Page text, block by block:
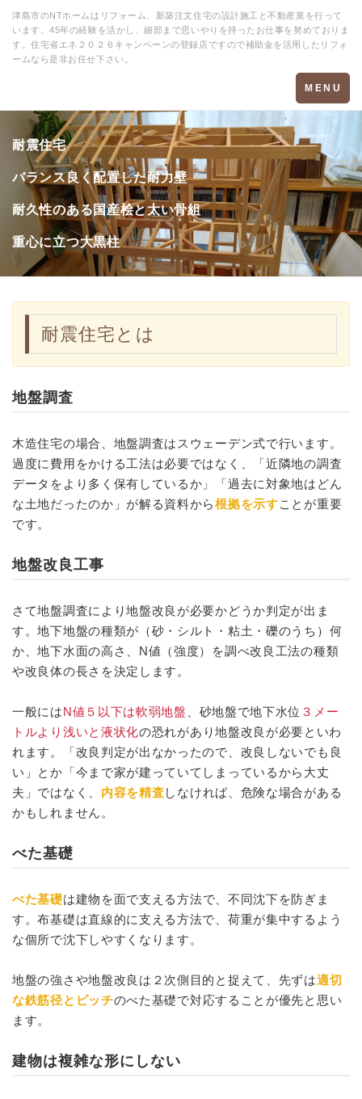
津島市のNTホームはリフォーム、新築注文住宅の設計施工と不動産業を行って
います。45年の経験を活かし、細部まで思いやりを持ったお仕事を努めておりま
す。住宅省エネ２０２６キャンペーンの登録店ですので補助金を活用したリフォ
ームなら是非お任せ下さい。
Toggle
navigation
MENU
耐震住宅
バランス良く配置した耐力壁
耐久性のある国産桧と太い骨組
重心に立つ大黒柱
耐震住宅とは
地盤調査
木造住宅の場合、地盤調査はスウェーデン式で行います。
過度に費用をかける工法は必要ではなく、「近隣地の調査
データをより多く保有しているか」「過去に対象地はどん
な土地だったのか」が解る資料から根拠を示すことが重要
です。
地盤改良工事
さて地盤調査により地盤改良が必要かどうか判定が出ま
す。地下地盤の種類が（砂・シルト・粘土・礫のうち）何
か、地下水面の高さ、N値（強度）を調べ改良工法の種類
や改良体の長さを決定します。
一般にはN値５以下は軟弱地盤 、砂地盤で地下水位 ３メー
トルより浅いと液状化の恐れがあり地盤改良が必要といわ
れます。「改良判定が出なかったので、改良しないでも良
い」とか「今まで家が建っていてしまっているから大丈
夫」ではなく、 内容を精査しなければ、危険な場合がある
かもしれません。
べた基礎
べた基礎は建物を面で支える方法で、不同沈下を防ぎま
す。布基礎は直線的に支える方法で、荷重が集中するよう
な個所で沈下しやすくなります。
地盤の強さや地盤改良は２次側目的と捉えて、先ずは適切
な鉄筋径とピッチのべた基礎で対応することが優先と思い
ます。
建物は複雑な形にしない